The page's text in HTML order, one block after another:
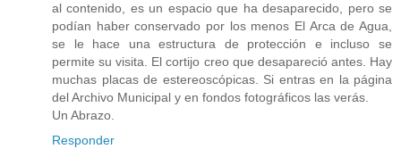
al contenido, es un espacio que ha desaparecido, pero se
podían haber conservado por los menos El Arca de Agua,
se le hace una estructura de protección e incluso se
permite su visita. El cortijo creo que desapareció antes. Hay
muchas placas de estereoscópicas. Si entras en la página
del Archivo Municipal y en fondos fotográficos las verás.
Un Abrazo.
Responder